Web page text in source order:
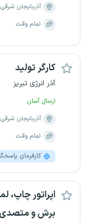
آذربایجان شرقی
تمام وقت
کارگر تولید
آذر انرژی تبریز
ارسال آسان
آذربایجان شرقی
تمام وقت
کارفرمای
اپراتور چاپ،
برش و